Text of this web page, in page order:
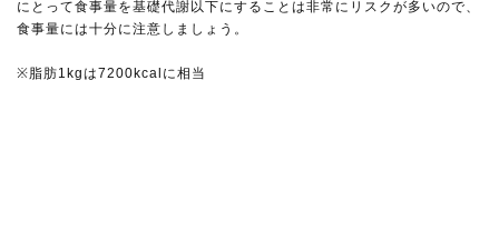
にとって食事量を基礎代謝以下にすることは非常にリスクが多いので、
食事量には十分に注意しましょう。
※脂肪1kgは7200kcalに相当